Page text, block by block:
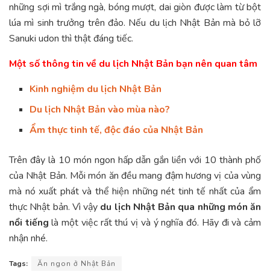
những sợi mì trắng ngà, bóng mượt, dai giòn được làm từ bột
lúa mì sinh trưởng trên đảo. Nếu du lịch Nhật Bản mà bỏ lỡ
Sanuki udon thì thật đáng tiếc.
Một số thông tin về du lịch Nhật Bản bạn nên quan tâm
Kinh nghiệm du lịch Nhật Bản
Du lịch Nhật Bản vào mùa nào?
Ẩm thực tinh tế, độc đáo của Nhật Bản
Trên đây là 10 món ngon hấp dẫn gắn liền với 10 thành phố
của Nhật Bản. Mỗi món ăn đều mang đậm hương vị của vùng
mà nó xuất phát và thể hiện những nét tinh tế nhất của ẩm
thực Nhật bản. Vì vậy du lịch Nhật Bản qua những món ăn
nổi tiếng là một việc rất thú vị và ý nghĩa đó. Hãy đi và cảm
nhận nhé.
Tags: Ăn ngon ở Nhật Bản